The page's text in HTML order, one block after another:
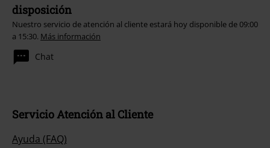
disposición
Nuestro servicio de atención al cliente estará hoy disponible de 09:00
a 15:30. Más información
Chat
Servicio Atención al Cliente
Ayuda (FAQ)